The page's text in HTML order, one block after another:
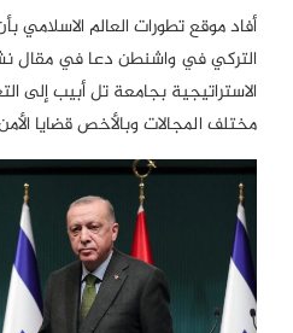
أفاد موقع تطورات العالم الاسلامي
التركي في واشنطن دعا في مقال
الاستراتيجية بجامعة تل أبيب إلى
مختلف المجالات وبالأخص قضايا